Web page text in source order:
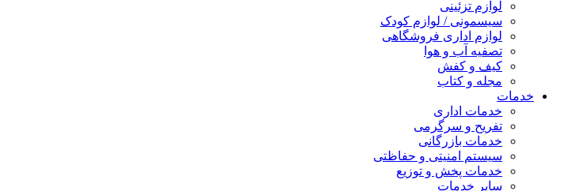
لوازم تزئینی
سیسمونی / لوازم کودک
لوازم اداری فروشگاهی
تصفیه آب و هوا
کیف و کفش
مجله و کتاب
خدمات
خدمات اداری
تفریح و سرگرمی
خدمات بازرگانی
سیستم امنیتی و حفاظتی
خدمات پخش و توزیع
سایر خدمات